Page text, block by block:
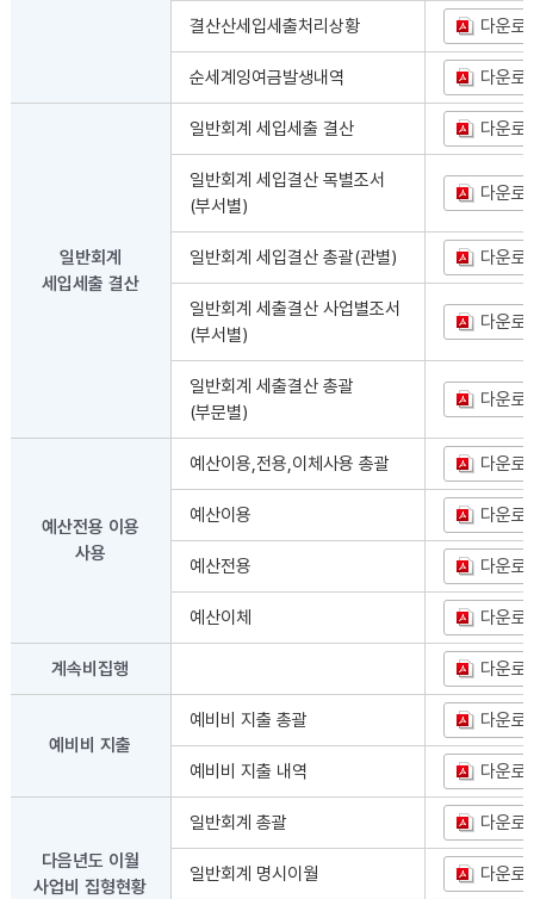
결산산세입세출처리상황 다운로
순세계잉여금발생내역 다운로
일반회계
세입세출 결산
일반회계 세입세출 결산 다운로
일반회계 세입결산 목별조서
(부서별)
다운로
일반회계 세입결산 총괄(관별) 다운로
일반회계 세출결산 사업별조서
(부서별)
다운로
일반회계 세출결산 총괄
(부문별)
다운로
예산전용 이용
사용
예산이용,전용,이체사용 총괄 다운로
예산이용 다운로
예산전용 다운로
예산이체 다운로
계속비집행 다운로
예비비 지출
예비비 지출 총괄 다운로
예비비 지출 내역 다운로
다음년도 이월
사업비 집형현황
일반회계 총괄 다운로
일반회계 명시이월 다운로